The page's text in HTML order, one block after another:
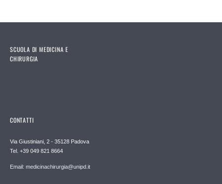
SCUOLA DI MEDICINA E
CHIRURGIA
CONTATTI
Via Giustiniani, 2 - 35128 Padova
Tel. +39 049 821 8664
Email: medicinachirurgia@unipd.it